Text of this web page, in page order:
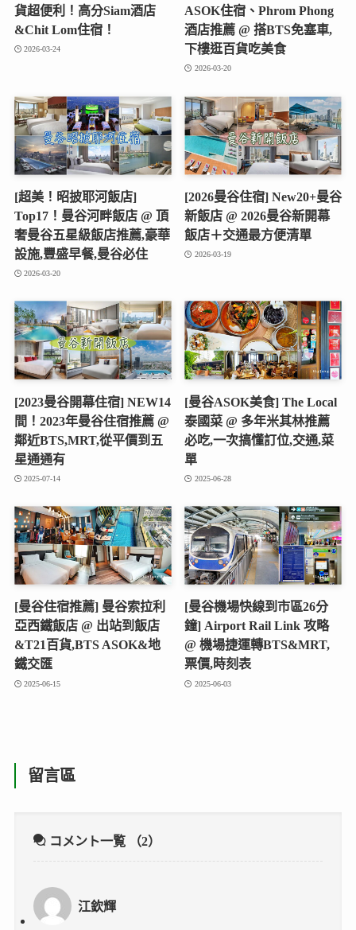
貨超便利！高分Siam酒店
&Chit Lom住宿！
2026-03-24
ASOK住宿、Phrom Phong
酒店推薦 @ 搭BTS免塞車,
下樓逛百貨吃美食
2026-03-20
[超美！昭披耶河飯店]
Top17！曼谷河畔飯店 @ 頂
奢曼谷五星級飯店推薦,豪華
設施,豐盛早餐,曼谷必住
2026-03-20
[2026曼谷住宿] New20+曼谷
新飯店 @ 2026曼谷新開幕
飯店＋交通最方便清單
2026-03-19
[2023曼谷開幕住宿] NEW14
間！2023年曼谷住宿推薦 @
鄰近BTS,MRT,從平價到五
星通通有
2025-07-14
[曼谷ASOK美食] The Local
泰國菜 @ 多年米其林推薦
必吃,一次搞懂訂位,交通,菜
單
2025-06-28
[曼谷住宿推薦] 曼谷索拉利
亞西鐵飯店 @ 出站到飯店
&T21百貨,BTS ASOK&地
鐵交匯
2025-06-15
[曼谷機場快線到市區26分
鐘] Airport Rail Link 攻略
@ 機場捷運轉BTS&MRT,
票價,時刻表
2025-06-03
留言區
コメント一覧 （2）
江欽輝